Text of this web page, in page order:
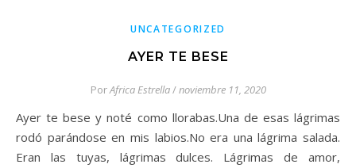
UNCATEGORIZED
AYER TE BESE
PorAfrica Estrella/noviembre 11, 2020
Ayer te bese y noté como llorabas.Una de esas lágrimas
rodó parándose en mis labios.No era una lágrima salada.
Eran las tuyas, lágrimas dulces. Lágrimas de amor,